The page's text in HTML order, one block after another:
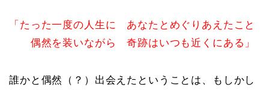
「たった一度の人生に あなたとめぐりあえたこと
偶然を装いながら 奇跡はいつも近くにある」
誰かと偶然（？）出会えたということは、もしかし